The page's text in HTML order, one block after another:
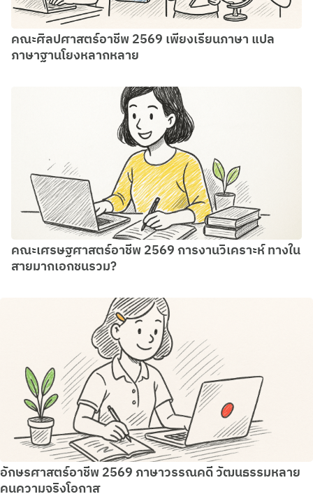
คณะศิลปศาสตร์อาชีพ 2569 เพียงเรียนภาษา แปล
ภาษาฐานโยงหลากหลาย
คณะเศรษฐศาสตร์อาชีพ 2569 การงานวิเคราะห์ ทางใน
สายมากเอกชนรวม?
อักษรศาสตร์อาชีพ 2569 ภาษาวรรณคดี วัฒนธรรมหลาย
คนความจริงโอกาส